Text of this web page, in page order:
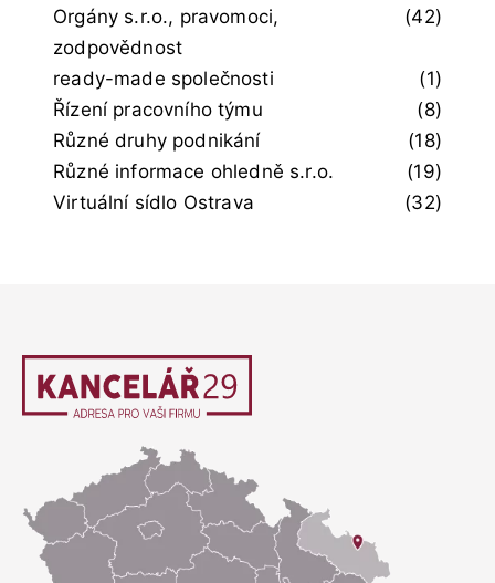
Orgány s.r.o., pravomoci,
zodpovědnost
(42)
ready-made společnosti
(1)
Řízení pracovního týmu
(8)
Různé druhy podnikání
(18)
Různé informace ohledně s.r.o.
(19)
Virtuální sídlo Ostrava
(32)